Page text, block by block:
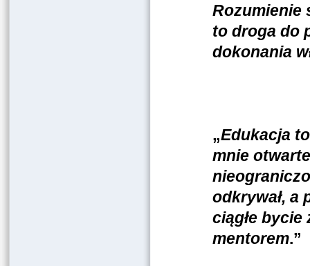
Rozumienie
to droga do
dokonania
„Edukacja
mnie
odkrywał, a
ciągłe bycie
mentorem.”